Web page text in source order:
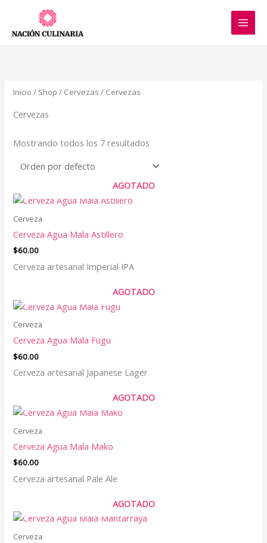
contenido
Inicio / Shop / Cervezas / Cervezas
Cervezas
Mostrando todos los 7 resultados
AGOTADO
Cerveza
Cerveza Agua Mala Astillero
$60.00
Cerveza artesanal Imperial IPA
AGOTADO
Cerveza
Cerveza Agua Mala Fugu
$60.00
Cerveza artesanal Japanese Lager
AGOTADO
Cerveza
Cerveza Agua Mala Mako
$60.00
Cerveza artesanal Pale Ale
AGOTADO
Cerveza